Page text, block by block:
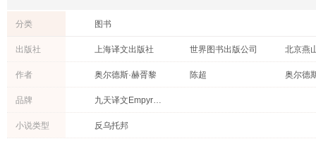
分类 图书
出版社 上海译文出版社 世界图书出版公司 北京燕
作者 奥尔德斯·赫胥黎 陈超 奥尔德
品牌 九天译文Empyrean Translation
小说类型 反乌托邦